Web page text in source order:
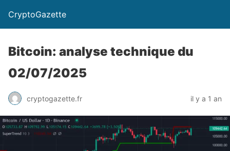
CryptoGazette
Bitcoin: analyse technique du
02/07/2025
cryptogazette.fr il y a 1 an